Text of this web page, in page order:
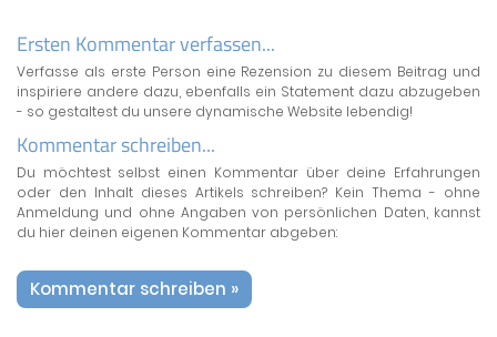
Ersten Kommentar verfassen...
Verfasse als erste Person eine Rezension zu diesem Beitrag und
inspiriere andere dazu, ebenfalls ein Statement dazu abzugeben
- so gestaltest du unsere dynamische Website lebendig!
Kommentar schreiben...
Du möchtest selbst einen Kommentar über deine Erfahrungen
oder den Inhalt dieses Artikels schreiben? Kein Thema - ohne
Anmeldung und ohne Angaben von persönlichen Daten, kannst
du hier deinen eigenen Kommentar abgeben:
Kommentar schreiben »